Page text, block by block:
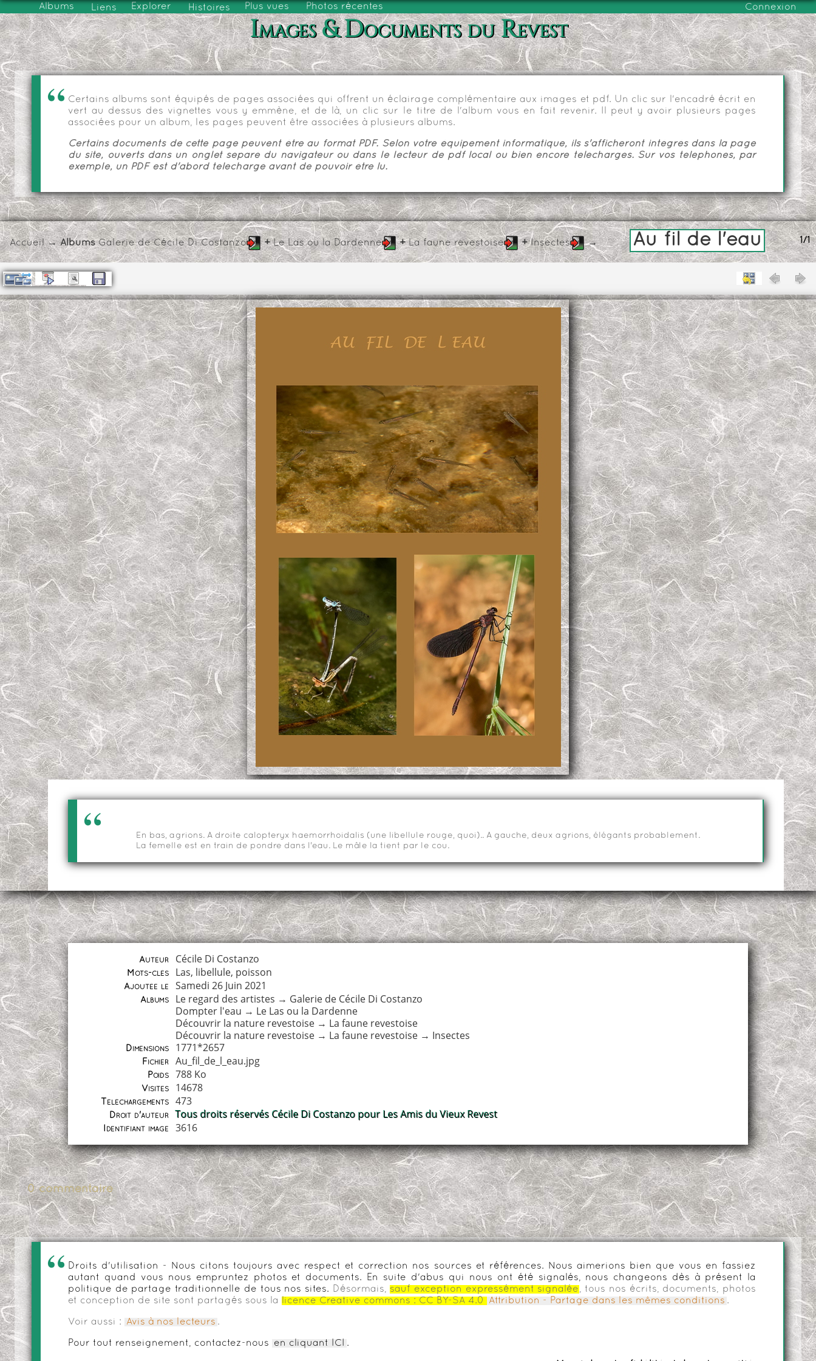
Albums Liens Explorer Histoires Plus vues Photos récentes Connexion
Images & Documents du Revest
Certains albums sont équipés de pages associées qui offrent un éclairage complémentaire aux images et pdf. Un clic sur l'encadré écrit en
vert au dessus des vignettes vous y emmène, et de là, un clic sur le titre de l'album vous en fait revenir. Il peut y avoir plusieurs pages
associées pour un album, les pages peuvent être associées à plusieurs albums.
Certains documents de cette page peuvent être au format PDF. Selon votre équipement informatique, ils s'afficheront intégrés dans la page
du site, ouverts dans un onglet séparé du navigateur ou dans le lecteur de pdf local ou bien encore téléchargés. Sur vos téléphones, par
exemple, un PDF est d'abord téléchargé avant de pouvoir être lu.
1/1
Accueil→ AlbumsGalerie de Cécile Di Costanzo +Le Las ou la Dardenne +La faune revestoise +Insectes → Au fil de l'eau
En bas, agrions. A droite calopteryx haemorrhoidalis (une libellule rouge, quoi).. A gauche, deux agrions, élégants probablement.
La femelle est en train de pondre dans l'eau. Le mâle la tient par le cou.
Auteur Cécile Di Costanzo
Mots-clés Las, libellule, poisson
Ajoutée le Samedi 26 Juin 2021
Albums Le regard des artistes → Galerie de Cécile Di Costanzo
Dompter l'eau → Le Las ou la Dardenne
Découvrir la nature revestoise → La faune revestoise
Découvrir la nature revestoise → La faune revestoise → Insectes
Dimensions 1771*2657
Fichier Au_fil_de_l_eau.jpg
Poids 788 Ko
Visites 14678
Téléchargements 473
Droit d'auteur Tous droits réservés Cécile Di Costanzo pour Les Amis du Vieux Revest
Identifiant image 3616
0 commentaire
Droits d'utilisation - Nous citons toujours avec respect et correction nos sources et références. Nous aimerions bien que vous en fassiez
autant quand vous nous empruntez photos et documents. En suite d'abus qui nous ont été signalés, nous changeons dès à présent la
politique de partage traditionnelle de tous nos sites.
Désormais, sauf exception expressément signalée , tous nos écrits, documents, photos
et conception de site sont partagés sous la
licence Creative commons : CC BY-SA 4.0 Attribution - Partage dans les mêmes conditions .
Voir aussi : Avis à nos lecteurs .
Pour tout renseignement, contactez-nous en cliquant ICI .